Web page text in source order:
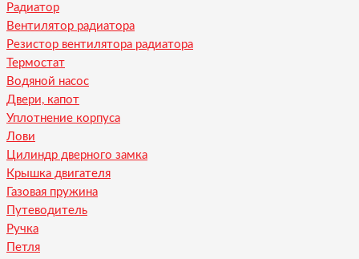
Радиатор
Вентилятор радиатора
Резистор вентилятора радиатора
Термостат
Водяной насос
Двери, капот
Уплотнение корпуса
Лови
Цилиндр дверного замка
Крышка двигателя
Газовая пружина
Путеводитель
Ручка
Петля